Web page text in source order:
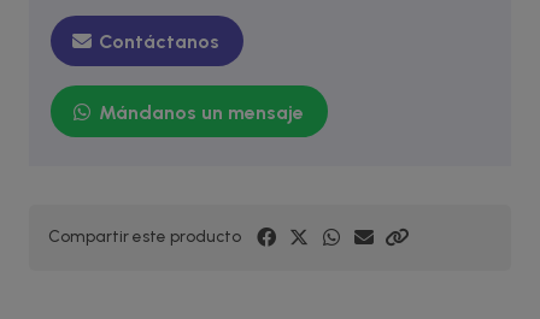
Contáctanos
Mándanos un mensaje
Compartir este producto